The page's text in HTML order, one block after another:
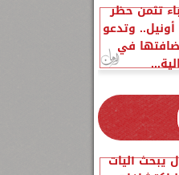
تثمن حظر
وتدعو
في
يبحث آليات